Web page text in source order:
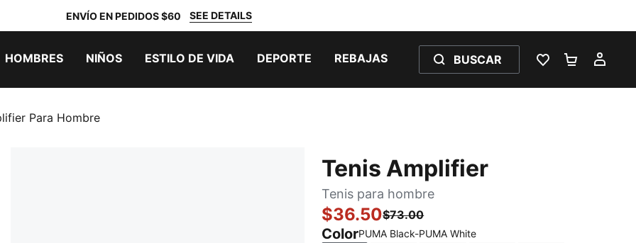
ENVÍO EN PEDIDOS $60 SEE DETAILS
HOMBRES NIÑOS ESTILO DE VIDA DEPORTE REBAJAS BUSCAR
LISTA DE
Para Hombre
Tenis Amplifier
Tenis para hombre
$36.50$73.00
ColorPUMA Black-PUMA White